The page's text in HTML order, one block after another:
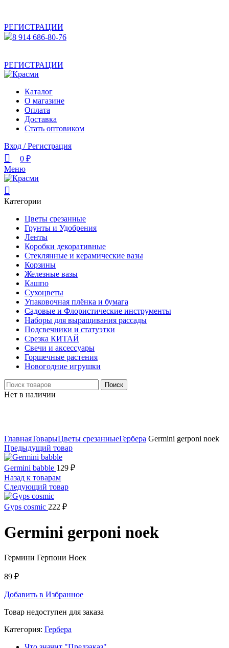
РЕГИСТРАЦИИ
8 914 686-80-76
РЕГИСТРАЦИИ
Каталог
О магазине
Оплата
Доставка
Стать оптовиком
Вход / Регистрация
0 ₽
Меню
Категории
Цветы срезанные
Грунты и Удобрения
Ленты
Коробки декоративные
Стеклянные и керамические вазы
Корзины
Железные вазы
Кашпо
Сухоцветы
Упаковочная плёнка и бумага
Садовые и Флористические инструменты
Наборы для выращивания рассады
Подсвечники и статуэтки
Срезка КИТАЙ
Свечи и аксессуары
Горшечные растения
Новогодние игрушки
Поиск
Нет в наличии
ГлавнаяТоварыЦветы срезанныеГербера Germini gerponi noek
Предыдущий товар
Germini babble 129 ₽
Назад к товарам
Следующий товар
Gyps cosmic 222 ₽
Germini gerponi noek
Гермини Герпони Ноек
89 ₽
Добавить в Избранное
Товар недоступен для заказа
Категория: Гербера